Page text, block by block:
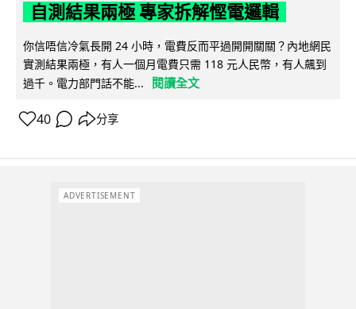
自測結果兩極 專家拆解慳電邏輯
你信唔信冷氣長開 24 小時，電費反而平過開開關關？內地網民
實測結果兩極，有人一個月電費只需 118 元人民幣，有人飆到
過千。電力部門話不能...
閱讀全文
40 分享
ADVERTISEMENT